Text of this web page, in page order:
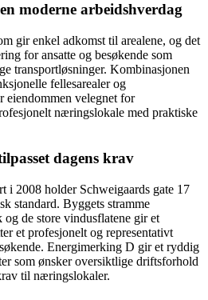
moderne arbeidshverdag
gir enkel adkomst til arealene, og det
for ansatte og besøkende som
transportløsninger. Kombinasjonen
fellesarealer og
eiendommen velegnet for
næringslokale med praktiske
dagens krav
i 2008 holder Schweigaards gate 17
standard. Byggets stramme
de store vindusflatene gir et
et profesjonelt og representativt
Energimerking D gir et ryddig
som ønsker oversiktlige driftsforhold
til næringslokaler.